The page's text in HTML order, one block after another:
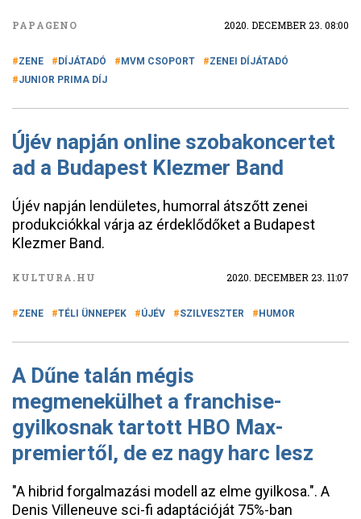
PAPAGENO 2020. DECEMBER 23. 08:00
ZENE DÍJÁTADÓ MVM CSOPORT
ZENEI DÍJÁTADÓ
JUNIOR PRIMA DÍJ
Újév napján online szobakoncertet
ad a Budapest Klezmer Band
Újév napján lendületes, humorral átszőtt zenei
produkciókkal várja az érdeklődőket a Budapest
Klezmer Band.
KULTURA.HU 2020. DECEMBER 23. 11:07
ZENE TÉLI ÜNNEPEK ÚJÉV SZILVESZTER HUMOR
A Dűne talán mégis
megmenekülhet a franchise-
gyilkosnak tartott HBO Max-
premiertől, de ez nagy harc lesz
"A hibrid forgalmazási modell az elme gyilkosa.". A
Denis Villeneuve sci-fi adaptációját 75%-ban